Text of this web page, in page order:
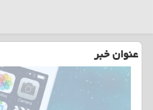
عنوان خبر